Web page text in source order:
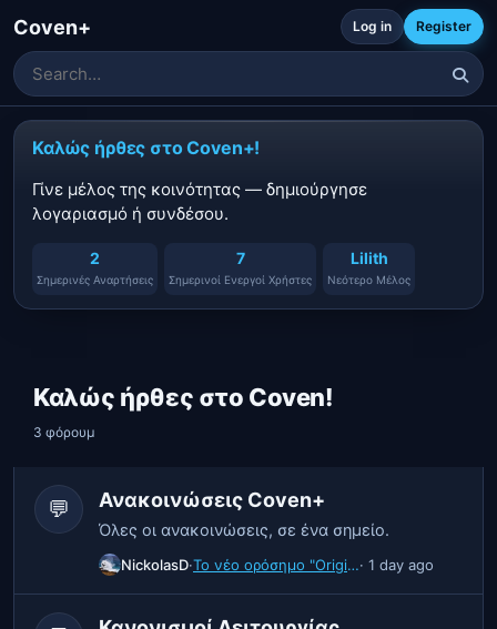
Coven+ Log in Register
Καλώς ήρθες στο Coven+!
Γίνε μέλος της κοινότητας — δημιούργησε
λογαριασμό ή συνδέσου.
2
Σημερινές Αναρτήσεις
7
Σημερινοί Ενεργοί Χρήστες
Lilith
Νεότερο Μέλος
Καλώς ήρθες στο Coven!
3 φόρουμ
💬 Ανακοινώσεις Coven+
Όλες οι ανακοινώσεις, σε ένα σημείο.
NickolasD· Το νέο ορόσημο "Origin" είναι και επίσημα εδώ!· 1 day ago